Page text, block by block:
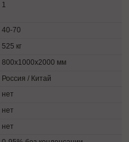
1
40-70
525 кг
800х1000х2000 мм
Россия / Китай
нет
нет
нет